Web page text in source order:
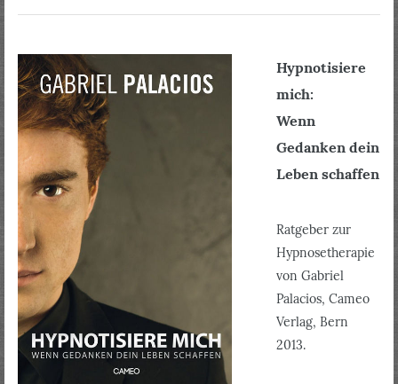
Hypnotisiere
mich:
Wenn
Gedanken dein
Leben schaffen
Ratgeber zur
Hypnosetherapie
von Gabriel
Palacios, Cameo
Verlag, Bern
2013.